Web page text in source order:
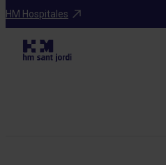
HM Hospitales
Especialitats